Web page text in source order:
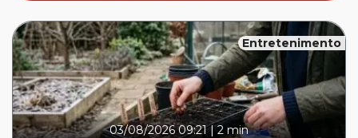
Entretenimento
03/08/2026 09:21|2 min